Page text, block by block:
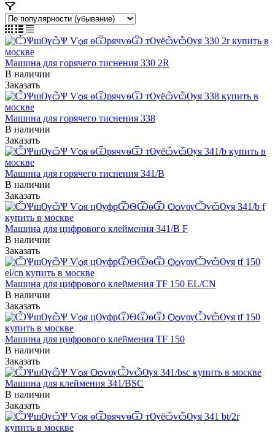
Машина для горячего тиснения 330 2R
В наличии
Заказать
Машина для горячего тиснения 338
В наличии
Заказать
Машина для горячего тиснения 341/B
В наличии
Заказать
Машина для цифрового клеймения 341/B F
В наличии
Заказать
Машина для цифрового клеймения TF 150 EL/CN
В наличии
Заказать
Машина для цифрового клеймения TF 150
В наличии
Заказать
Машина для клеймения 341/BSC
В наличии
Заказать